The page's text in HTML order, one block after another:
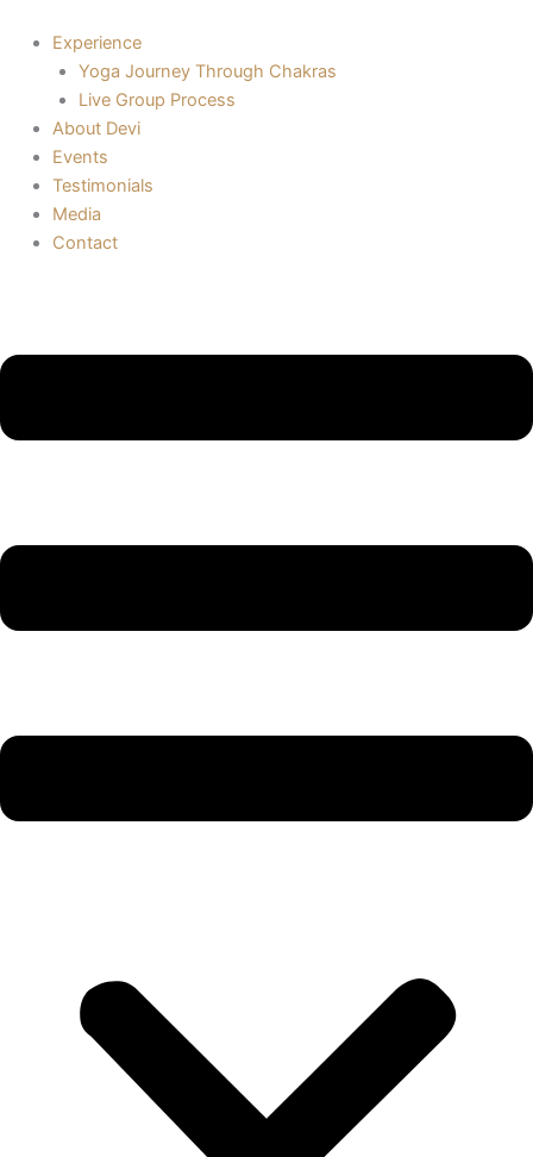
content
Experience
Yoga Journey Through Chakras
Live Group Process
About Devi
Events
Testimonials
Media
Contact